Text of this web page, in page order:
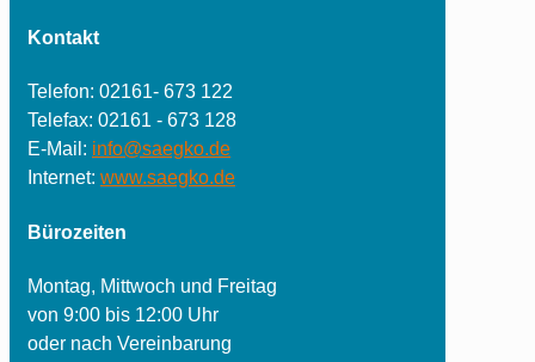
Kontakt
Telefon: 02161- 673 122
Telefax: 02161 - 673 128
E-Mail: info@saegko.de
Internet: www.saegko.de
Bürozeiten
Montag, Mittwoch und Freitag
von 9:00 bis 12:00 Uhr
oder nach Vereinbarung